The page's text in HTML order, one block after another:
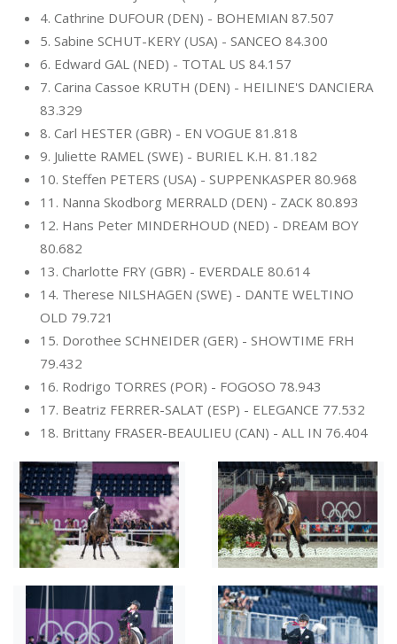
4. Cathrine DUFOUR (DEN) - BOHEMIAN 87.507
5. Sabine SCHUT-KERY (USA) - SANCEO 84.300
6. Edward GAL (NED) - TOTAL US 84.157
7. Carina Cassoe KRUTH (DEN) - HEILINE'S DANCIERA
83.329
8. Carl HESTER (GBR) - EN VOGUE 81.818
9. Juliette RAMEL (SWE) - BURIEL K.H. 81.182
10. Steffen PETERS (USA) - SUPPENKASPER 80.968
11. Nanna Skodborg MERRALD (DEN) - ZACK 80.893
12. Hans Peter MINDERHOUD (NED) - DREAM BOY
80.682
13. Charlotte FRY (GBR) - EVERDALE 80.614
14. Therese NILSHAGEN (SWE) - DANTE WELTINO
OLD 79.721
15. Dorothee SCHNEIDER (GER) - SHOWTIME FRH
79.432
16. Rodrigo TORRES (POR) - FOGOSO 78.943
17. Beatriz FERRER-SALAT (ESP) - ELEGANCE 77.532
18. Brittany FRASER-BEAULIEU (CAN) - ALL IN 76.404